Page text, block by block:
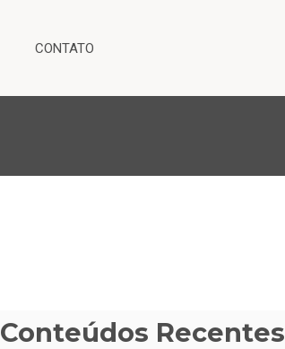
CONTATO
Conteúdos Recentes